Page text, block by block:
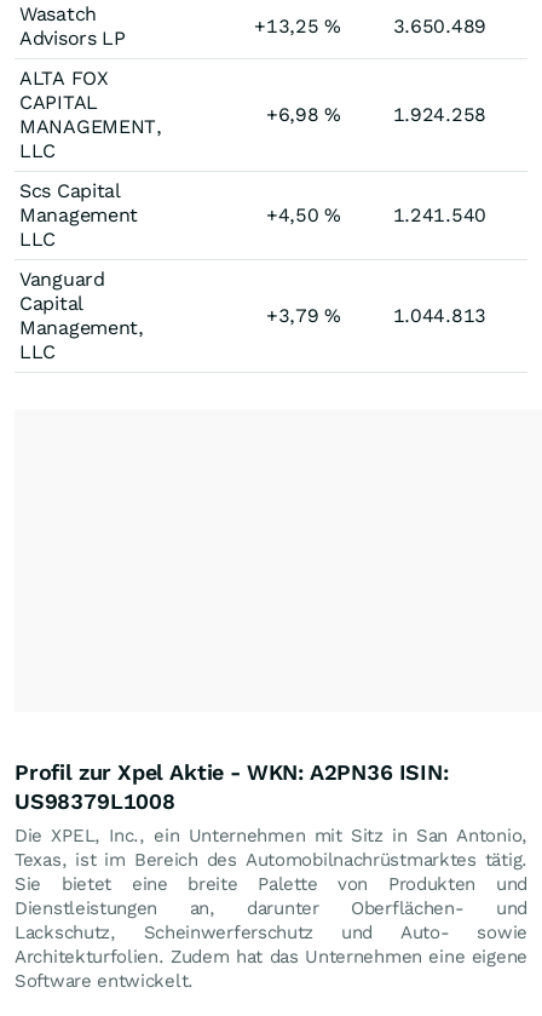
Wasatch
Advisors LP
+13,25% 3.650.489
ALTA FOX
CAPITAL
MANAGEMENT,
LLC
+6,98% 1.924.258
Scs Capital
Management
LLC
+4,50% 1.241.540
Vanguard
Capital
Management,
LLC
+3,79% 1.044.813
Profil zur Xpel Aktie - WKN: A2PN36 ISIN:
US98379L1008
Die XPEL, Inc., ein Unternehmen mit Sitz in San Antonio,
Texas, ist im Bereich des Automobilnachrüstmarktes tätig.
Sie bietet eine breite Palette von Produkten und
Dienstleistungen an, darunter Oberflächen- und
Lackschutz, Scheinwerferschutz und Auto- sowie
Architekturfolien. Zudem hat das Unternehmen eine eigene
Software entwickelt.